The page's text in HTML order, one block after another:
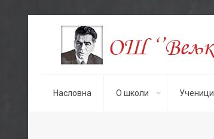
Насловна О школи Ученици